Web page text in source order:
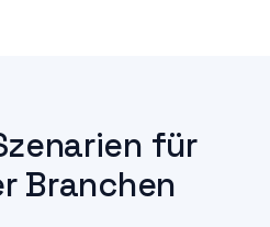
für
Branchen